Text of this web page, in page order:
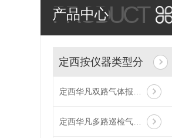
PRODUCT
产品中心
定西按仪器类型分
定西华凡双路气体报警控制器主机
定西华凡多路巡检气体报警控制器主机